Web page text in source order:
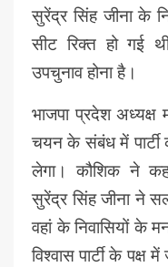
सुरेंद्र सिंह जीना के
सीट रिक्त हो गई
उपचुनाव होना है।
भाजपा प्रदेश अध्यक्ष
चयन के संबंध में पार्टी
लेगा। कौशिक ने
सुरेंद्र सिंह जीना ने
वहां के निवासियों के
विश्वास पार्टी के पक्ष